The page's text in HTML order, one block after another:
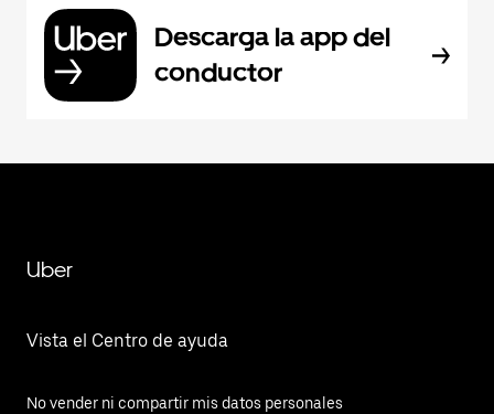
Descarga la app del
conductor
Uber
Vista el Centro de ayuda
No vender ni compartir mis datos personales